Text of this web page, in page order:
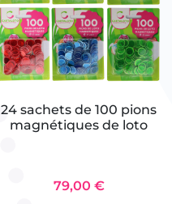
24 sachets de 100 pions
magnétiques de loto
79,00 €